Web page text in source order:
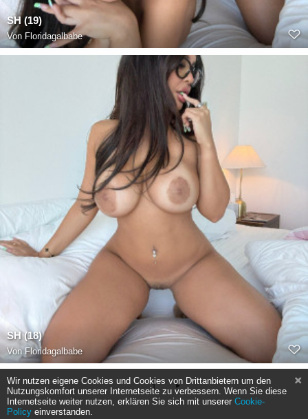
SH (19)
Von Floridagalbabe
SH (18)
VonFloridagalbabe
1
Wir nutzen eigene Cookies und Cookies von Drittanbietern um den
Nutzungskomfort unserer Internetseite zu verbessern. Wenn Sie diese
Internetseite weiter nutzen, erklären Sie sich mit unserer Cookie-
Policy einverstanden.